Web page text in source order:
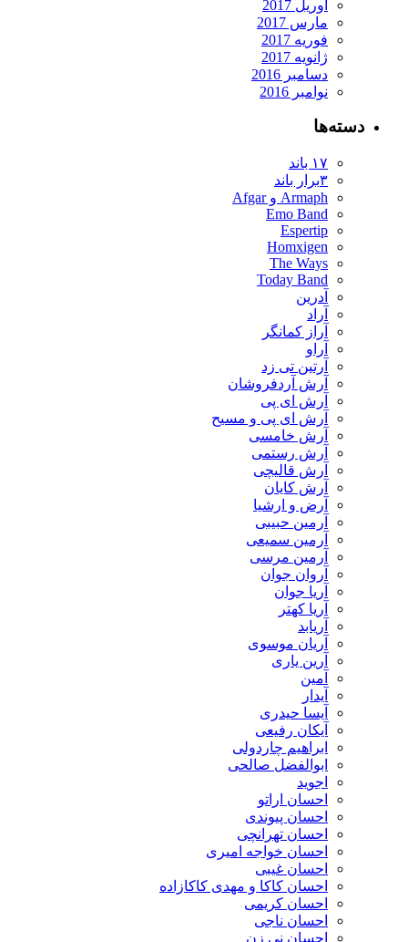
آوریل 2017
مارس 2017
فوریه 2017
ژانویه 2017
دسامبر 2016
نوامبر 2016
دسته‌ها
۱۷ باند
۳برار باند
Armaph و Afgar
Emo Band
Espertip
Homxigen
The Ways
Today Band
آدرین
آراد
آراز کمانگر
آراو
آرتین تی زد
آرش آردفروشان
آرش ای پی
آرش ای پی و مسیح
آرش خامسی
آرش رستمی
آرش قالیچی
آرش کایان
​آرض و ارشیا
آرمین حبیبی
آرمین سمیعی
آرمین مرسی
آروان جوان
آریا جوان
آریا کهتر
آریابد
آریان موسوی
آرین یاری
آمین
آیدار
آیسا حیدری
آیکان رفیعی
ابراهیم چاردولی
ابوالفضل صالحی
اجوید
احسان اراتو
احسان پیوندی
احسان تهرانچی
احسان خواجه امیری
احسان غیبی
احسان کاکا و مهدی کاکازاده
احسان کریمی
احسان ناجی
احسان نی زن